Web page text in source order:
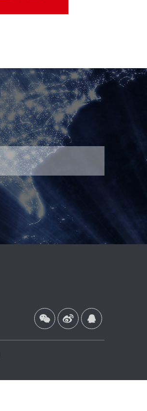
  